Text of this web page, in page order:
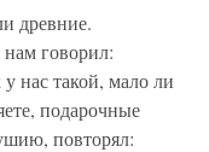
древние.
говорил:
нас такой, мало ли
подарочные
повторял: